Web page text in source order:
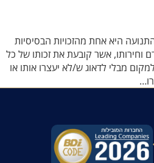
היא אחת מהזכויות הבסיסיות
וחירותו, אשר קובעת את זכותו של כל
מבלי לדאוג ש/לא יעצרו אותו או